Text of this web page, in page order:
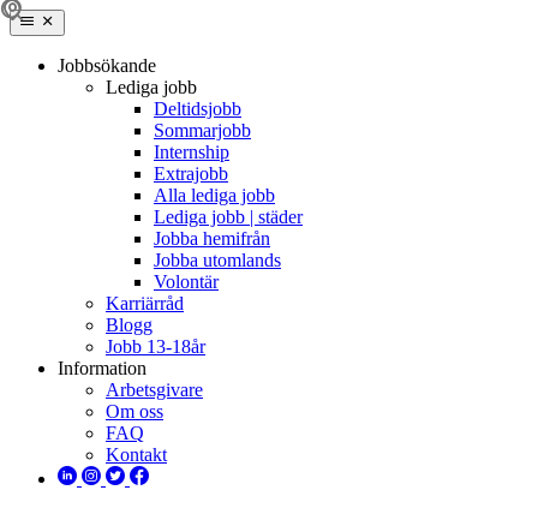
Jobbsökande
Lediga jobb
Deltidsjobb
Sommarjobb
Internship
Extrajobb
Alla lediga jobb
Lediga jobb | städer
Jobba hemifrån
Jobba utomlands
Volontär
Karriärråd
Blogg
Jobb 13-18år
Information
Arbetsgivare
Om oss
FAQ
Kontakt